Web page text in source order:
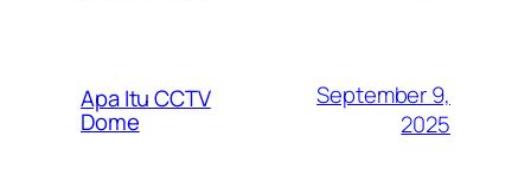
Apa Itu CCTV
Dome
September 9,
2025